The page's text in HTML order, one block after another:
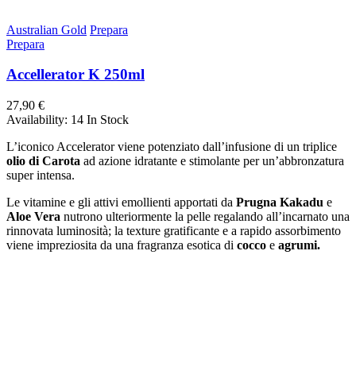
Australian Gold Prepara
Prepara
Accellerator K 250ml
27,90 €
Availability: 14 In Stock
L’iconico Accelerator viene potenziato dall’infusione di un triplice
olio di Carota ad azione idratante e stimolante per un’abbronzatura
super intensa.
Le vitamine e gli attivi emollienti apportati da Prugna Kakadu e
Aloe Vera nutrono ulteriormente la pelle regalando all’incarnato una
rinnovata luminosità; la texture gratificante e a rapido assorbimento
viene impreziosita da una fragranza esotica di cocco e agrumi.